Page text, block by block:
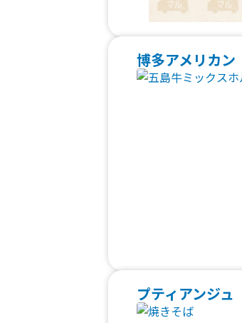
博多アメリカ
プティアンジュ